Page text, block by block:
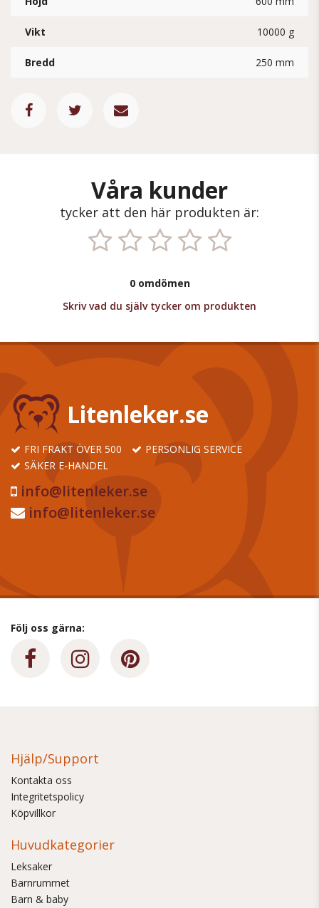
Vikt 10000 g
Bredd 250 mm
Våra kunder
tycker att den här produkten är:
0 omdömen
Skriv vad du själv tycker om produkten
Litenleker.se
FRI FRAKT ÖVER 500
PERSONLIG SERVICE
SÄKER E-HANDEL
info@litenleker.se
info@litenleker.se
Följ oss gärna:
Hjälp/Support
Kontakta oss
Integritetspolicy
Köpvillkor
Huvudkategorier
Leksaker
Barnrummet
Barn & baby